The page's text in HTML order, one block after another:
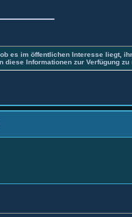
es im öffentlichen Interesse liegt,
Informationen zur Verfügung zu